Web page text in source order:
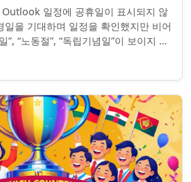
일정에 공휴일이 표시되지 않
일을 기대하며 일정을 확인했지만 비어
”, “노동절”, “독립기념일”이 보이지 않